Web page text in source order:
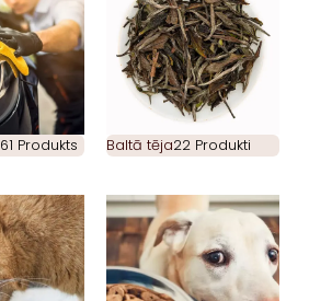
61 Produkts Baltā tēja22 Produkti